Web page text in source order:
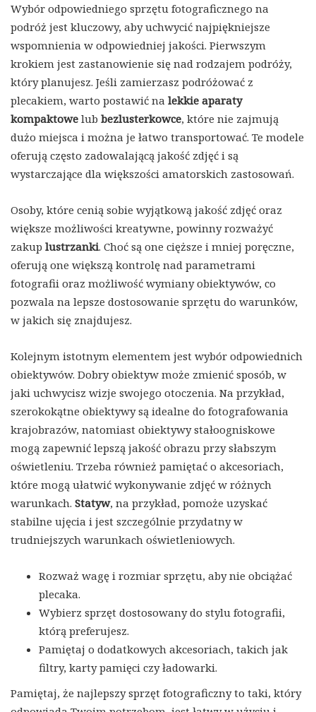
Wybór odpowiedniego sprzętu fotograficznego na
podróż jest kluczowy, aby uchwycić najpiękniejsze
wspomnienia w odpowiedniej jakości. Pierwszym
krokiem jest zastanowienie się nad rodzajem podróży,
który planujesz. Jeśli zamierzasz podróżować z
plecakiem, warto postawić na lekkie aparaty
kompaktowe lub bezlusterkowce, które nie zajmują
dużo miejsca i można je łatwo transportować. Te modele
oferują często zadowalającą jakość zdjęć i są
wystarczające dla większości amatorskich zastosowań.
Osoby, które cenią sobie wyjątkową jakość zdjęć oraz
większe możliwości kreatywne, powinny rozważyć
zakup lustrzanki. Choć są one cięższe i mniej poręczne,
oferują one większą kontrolę nad parametrami
fotografii oraz możliwość wymiany obiektywów, co
pozwala na lepsze dostosowanie sprzętu do warunków,
w jakich się znajdujesz.
Kolejnym istotnym elementem jest wybór odpowiednich
obiektywów. Dobry obiektyw może zmienić sposób, w
jaki uchwycisz wizje swojego otoczenia. Na przykład,
szerokokątne obiektywy są idealne do fotografowania
krajobrazów, natomiast obiektywy stałoogniskowe
mogą zapewnić lepszą jakość obrazu przy słabszym
oświetleniu. Trzeba również pamiętać o akcesoriach,
które mogą ułatwić wykonywanie zdjęć w różnych
warunkach. Statyw, na przykład, pomoże uzyskać
stabilne ujęcia i jest szczególnie przydatny w
trudniejszych warunkach oświetleniowych.
Rozważ wagę i rozmiar sprzętu, aby nie obciążać
plecaka.
Wybierz sprzęt dostosowany do stylu fotografii,
którą preferujesz.
Pamiętaj o dodatkowych akcesoriach, takich jak
filtry, karty pamięci czy ładowarki.
Pamiętaj, że najlepszy sprzęt fotograficzny to taki, który